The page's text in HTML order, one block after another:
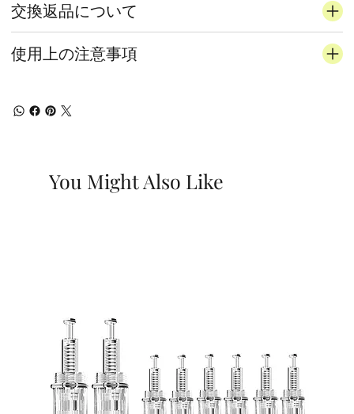
交換返品について
使用上の注意事項
You Might Also Like